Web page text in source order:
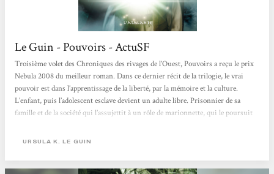
Le Guin - Pouvoirs - ActuSF
Troisième volet des Chroniques des rivages de l’Ouest, Pouvoirs a reçu le prix
Nebula 2008 du meilleur roman. Dans ce dernier récit de la trilogie, le vrai
pouvoir est dans l’apprentissage de la liberté, par la mémoire et la culture.
L’enfant, puis l’adolescent esclave devient un adulte libre. Prisonnier de sa
famille et de la société qui l’assujettit à un rôle de marionnette, qui le poursuit
si peu nombreux à trouver la leur, c’est qu’il doit bien s’agir...
URSULA K. LE GUIN